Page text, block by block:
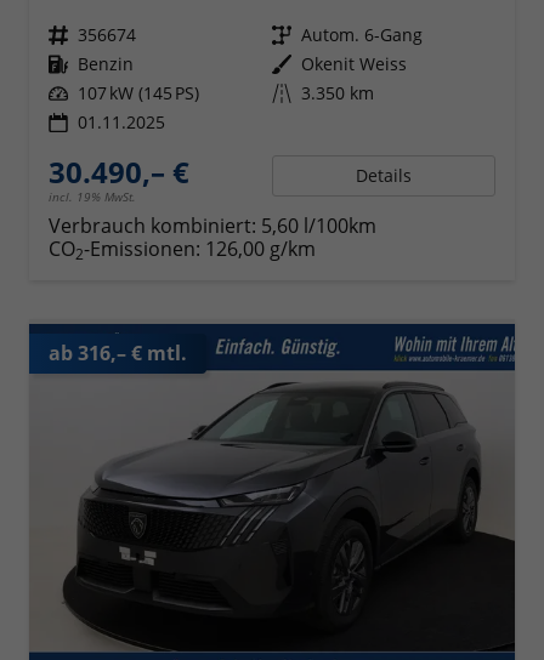
Fahrzeugnr. 356674 Getriebe Autom. 6-Gang
Kraftstoff Benzin Außenfarbe Okenit Weiss
Leistung 107 kW (145 PS) Kilometerstand 3.350 km
01.11.2025
30.490,– €
incl. 19% MwSt.
Details
Verbrauch kombiniert: 5,60 l/100km
CO2-Emissionen: 126,00 g/km
ab 316,– € mtl.